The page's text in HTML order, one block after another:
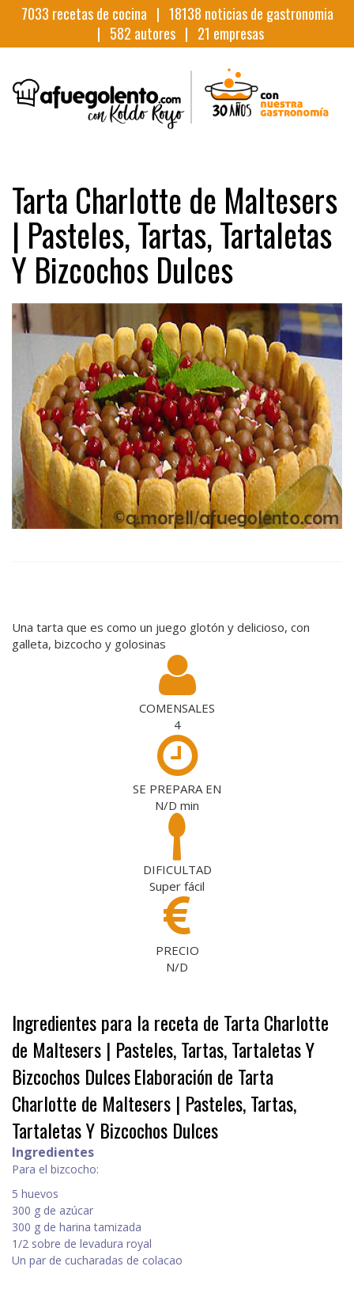
7033 recetas de cocina | 18138 noticias de gastronomia
| 582 autores | 21 empresas
Tarta Charlotte de Maltesers
| Pasteles, Tartas, Tartaletas
Y Bizcochos Dulces
Una tarta que es como un juego glotón y delicioso, con
galleta, bizcocho y golosinas
COMENSALES
4
SE PREPARA EN
N/D min
DIFICULTAD
Super fácil
PRECIO
N/D
Ingredientes para la receta de Tarta Charlotte
de Maltesers | Pasteles, Tartas, Tartaletas Y
Bizcochos DulcesElaboración de Tarta
Charlotte de Maltesers | Pasteles, Tartas,
Tartaletas Y Bizcochos Dulces
Ingredientes
Para el bizcocho:
5 huevos
300 g de azúcar
300 g de harina tamizada
1/2 sobre de levadura royal
Un par de cucharadas de colacao